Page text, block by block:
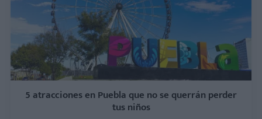
5 atracciones en Puebla que no se querrán perder
tus niños